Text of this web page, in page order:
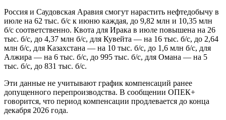
Россия и Саудовская Аравия смогут нарастить нефтедобычу в
июле на 62 тыс. б/c к июню каждая, до 9,82 млн и 10,35 млн
б/c соответственно. Квота для Ирака в июле повышена на 26
тыс. б/c, до 4,37 млн б/c, для Кувейта — на 16 тыс. б/c, до 2,64
млн б/c, для Казахстана — на 10 тыс. б/c, до 1,6 млн б/c, для
Алжира — на 6 тыс. б/c, до 995 тыс. б/c, для Омана — на 5
тыс. б/c, до 831 тыс. б/c.
Эти данные не учитывают график компенсаций ранее
допущенного перепроизводства. В сообщении ОПЕК+
говорится, что период компенсации продлевается до конца
декабря 2026 года.